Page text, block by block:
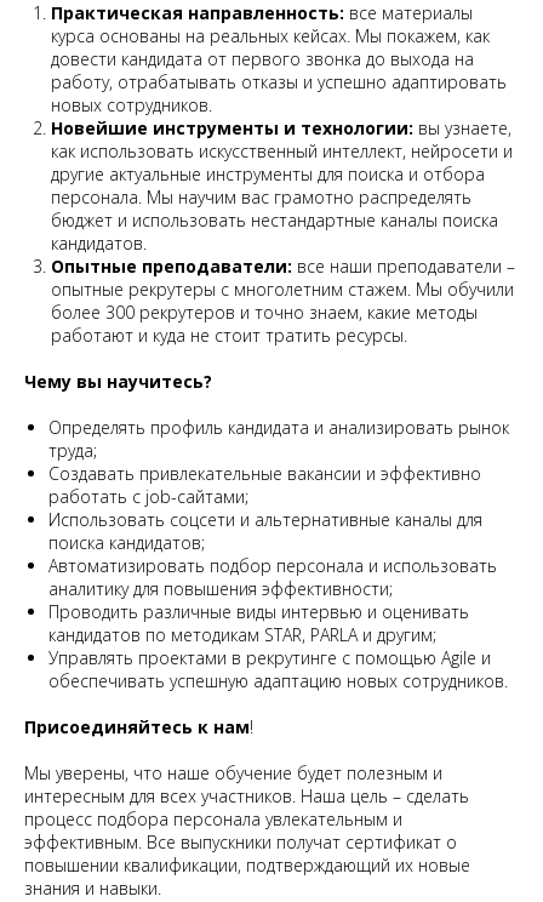
Практическая направленность: все материалы
курса основаны на реальных кейсах. Мы покажем, как
довести кандидата от первого звонка до выхода на
работу, отрабатывать отказы и успешно адаптировать
новых сотрудников.
Новейшие инструменты и технологии: вы узнаете,
как использовать искусственный интеллект, нейросети и
другие актуальные инструменты для поиска и отбора
персонала. Мы научим вас грамотно распределять
бюджет и использовать нестандартные каналы поиска
кандидатов.
Опытные преподаватели: все наши преподаватели –
опытные рекрутеры с многолетним стажем. Мы обучили
более 300 рекрутеров и точно знаем, какие методы
работают и куда не стоит тратить ресурсы.
Чему вы научитесь?
Определять профиль кандидата и анализировать рынок
труда;
Создавать привлекательные вакансии и эффективно
работать с job-сайтами;
Использовать соцсети и альтернативные каналы для
поиска кандидатов;
Автоматизировать подбор персонала и использовать
аналитику для повышения эффективности;
Проводить различные виды интервью и оценивать
кандидатов по методикам STAR, PARLA и другим;
Управлять проектами в рекрутинге с помощью Agile и
обеспечивать успешную адаптацию новых сотрудников.
Присоединяйтесь к нам!
Мы уверены, что наше обучение будет полезным и
интересным для всех участников. Наша цель – сделать
процесс подбора персонала увлекательным и
эффективным. Все выпускники получат сертификат о
повышении квалификации, подтверждающий их новые
знания и навыки.